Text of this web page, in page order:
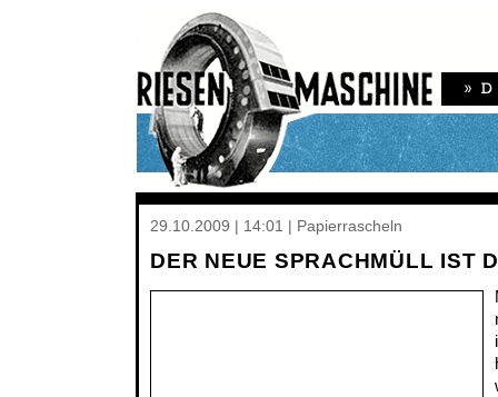
29.10.2009 | 14:01 | Papierrascheln
DER NEUE SPRACHMÜLL IST